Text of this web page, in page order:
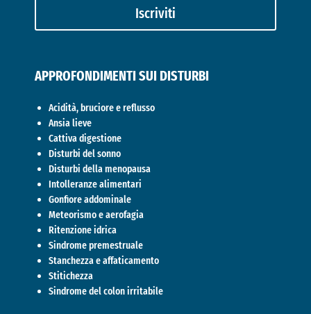
Iscriviti
APPROFONDIMENTI SUI DISTURBI
Acidità, bruciore e reflusso
Ansia lieve
Cattiva digestione
Disturbi del sonno
Disturbi della menopausa
Intolleranze alimentari
Gonfiore addominale
Meteorismo e aerofagia
Ritenzione idrica
Sindrome premestruale
Stanchezza e affaticamento
Stitichezza
Sindrome del colon irritabile